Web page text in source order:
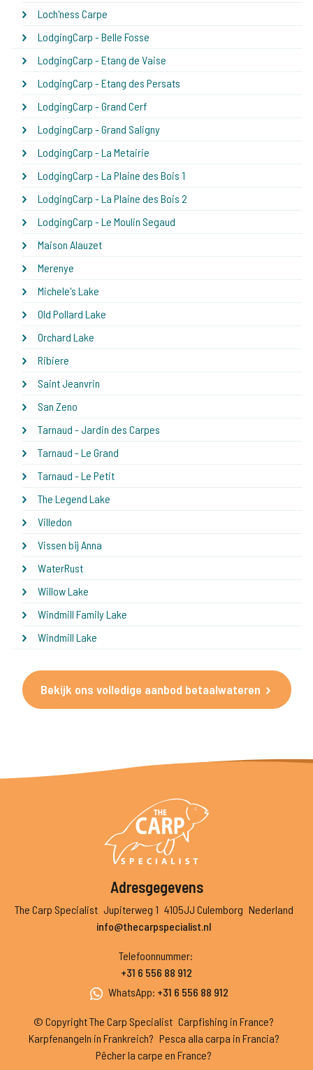
Loch'ness Carpe
LodgingCarp - Belle Fosse
LodgingCarp - Etang de Vaise
LodgingCarp - Etang des Persats
LodgingCarp - Grand Cerf
LodgingCarp - Grand Saligny
LodgingCarp - La Metairie
LodgingCarp - La Plaine des Bois 1
LodgingCarp - La Plaine des Bois 2
LodgingCarp - Le Moulin Segaud
Maison Alauzet
Merenye
Michele's Lake
Old Pollard Lake
Orchard Lake
Ribiere
Saint Jeanvrin
San Zeno
Tarnaud - Jardin des Carpes
Tarnaud - Le Grand
Tarnaud - Le Petit
The Legend Lake
Villedon
Vissen bij Anna
WaterRust
Willow Lake
Windmill Family Lake
Windmill Lake
Bekijk ons volledige aanbod betaalwateren
Adresgegevens
The Carp Specialist Jupiterweg 1 4105JJ Culemborg Nederland
info@thecarpspecialist.nl
Telefoonnummer:
+31 6 556 88 912
WhatsApp: +31 6 556 88 912
© Copyright The Carp Specialist Carpfishing in France?
Karpfenangeln in Frankreich? Pesca alla carpa in Francia?
Pêcher la carpe en France?